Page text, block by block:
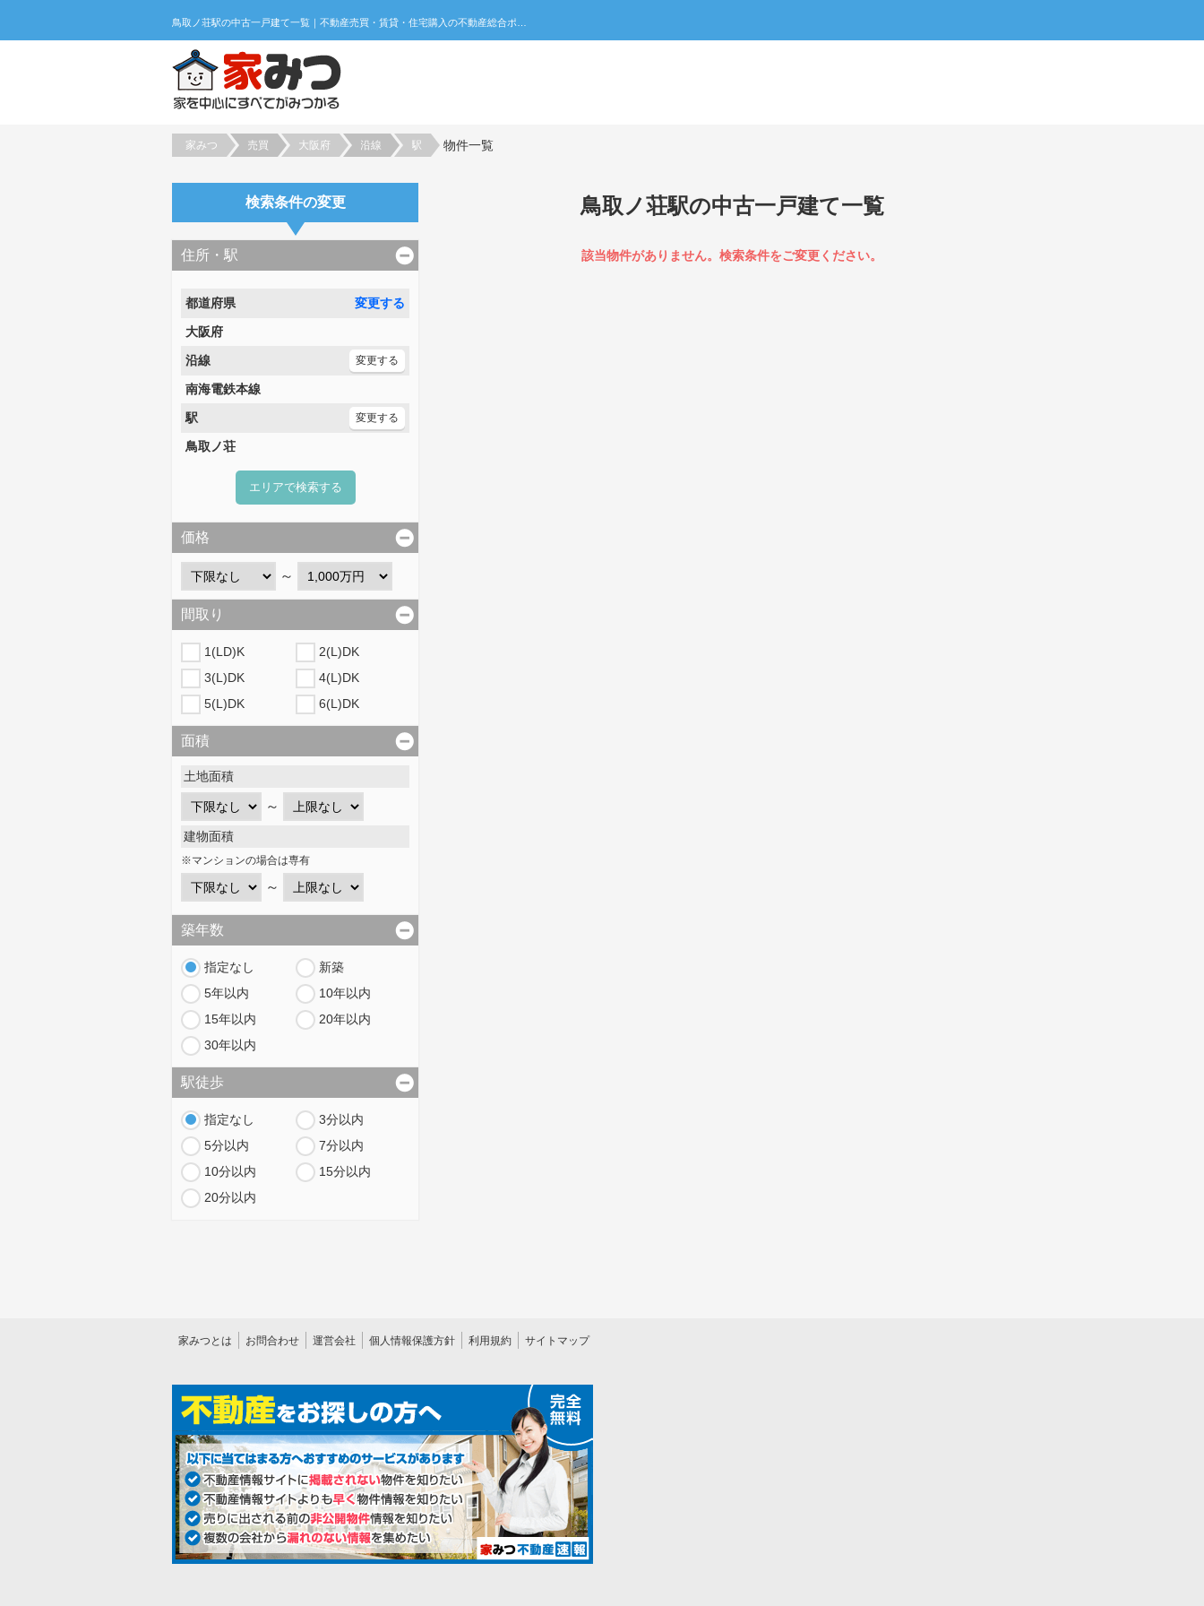
家みつ 売買 大阪府 沿線 駅 物件一覧
検索条件の変更
住所・駅
都道府県
変更する
大阪府
沿線
変更する
南海電鉄本線
駅
変更する
鳥取ノ荘
エリアで検索する
価格
～
間取り
1(LD)K
2(L)DK
3(L)DK
4(L)DK
5(L)DK
6(L)DK
面積
土地面積
～
建物面積
※マンションの場合は専有
～
築年数
指定なし
新築
5年以内
10年以内
15年以内
20年以内
30年以内
駅徒歩
指定なし
3分以内
5分以内
7分以内
10分以内
15分以内
20分以内
鳥取ノ荘駅の中古一戸建て一覧
該当物件がありません。検索条件をご変更ください。
家みつとは お問合わせ 運営会社 個人情報保護方針 利用規約 サイトマップ